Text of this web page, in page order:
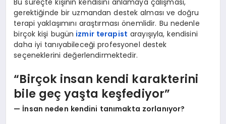
gerektiğinde bir uzmandan destek alması ve doğru
terapi yaklaşımını araştırması önemlidir. Bu nedenle
birçok kişi bugün izmir terapist arayışıyla, kendisini
daha iyi tanıyabileceği profesyonel destek
seçeneklerini değerlendirmektedir.
“Birçok insan kendi karakterini
bile geç yaşta keşfediyor”
— İnsan neden kendini tanımakta zorlanıyor?